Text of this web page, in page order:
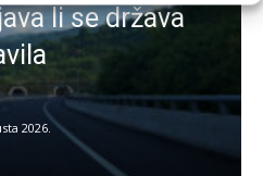
li se država
2026.